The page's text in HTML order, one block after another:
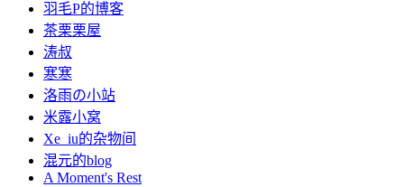
羽毛P的博客
茶栗栗屋
涛叔
寒寒
洛雨の小站
米露小窝
Xe_iu的杂物间
混元的blog
A Moment's Rest